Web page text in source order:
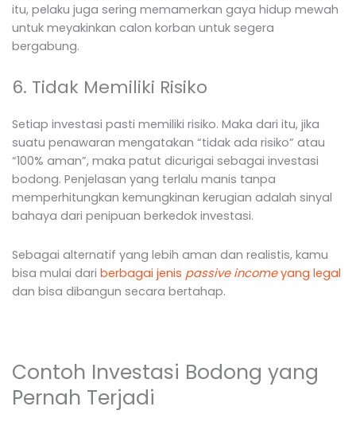
itu, pelaku juga sering memamerkan gaya hidup mewah
untuk meyakinkan calon korban untuk segera
bergabung.
6. Tidak Memiliki Risiko
Setiap investasi pasti memiliki risiko. Maka dari itu, jika
suatu penawaran mengatakan “tidak ada risiko” atau
“100% aman”, maka patut dicurigai sebagai investasi
bodong. Penjelasan yang terlalu manis tanpa
memperhitungkan kemungkinan kerugian adalah sinyal
bahaya dari penipuan berkedok investasi.
Sebagai alternatif yang lebih aman dan realistis, kamu
bisa mulai dari berbagai jenis passive incomeyang legal
dan bisa dibangun secara bertahap.
Contoh Investasi Bodong yang
Pernah Terjadi